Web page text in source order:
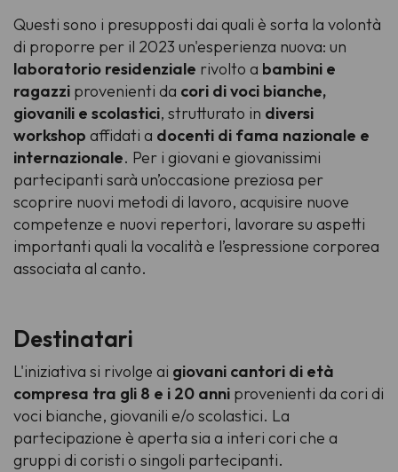
Questi sono i presupposti dai quali è sorta la volontà
di proporre per il 2023 un'esperienza nuova: un
laboratorio residenziale rivolto a bambini e
ragazzi provenienti da cori di voci bianche,
giovanili e scolastici, strutturato in diversi
workshop affidati a docenti di fama nazionale e
internazionale. Per i giovani e giovanissimi
partecipanti sarà un’occasione preziosa per
scoprire nuovi metodi di lavoro, acquisire nuove
competenze e nuovi repertori, lavorare su aspetti
importanti quali la vocalità e l’espressione corporea
associata al canto.
Destinatari
L'iniziativa si rivolge ai giovani cantori di età
compresa tra gli 8 e i 20 anni provenienti da cori di
voci bianche, giovanili e/o scolastici. La
partecipazione è aperta sia a interi cori che a
gruppi di coristi o singoli partecipanti.